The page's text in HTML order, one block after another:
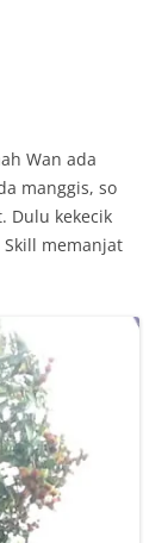
Wan ada
manggis, so
Dulu kekecik
memanjat